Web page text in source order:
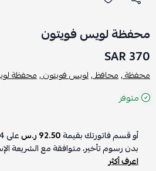
محفظة لويس فويتون
370 SAR
محفظة ,محافظ ,لويس فويتون ,محفظة
متوفر
أو قسم فاتورتك بقيمة92.50 ر.س على4
بدون رسوم تأخير، متوافقة مع الشريعة
اعرف أكثر